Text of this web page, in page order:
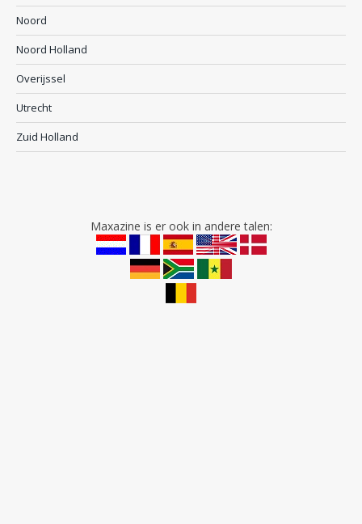
Noord
Noord Holland
Overijssel
Utrecht
Zuid Holland
Maxazine is er ook in andere talen: